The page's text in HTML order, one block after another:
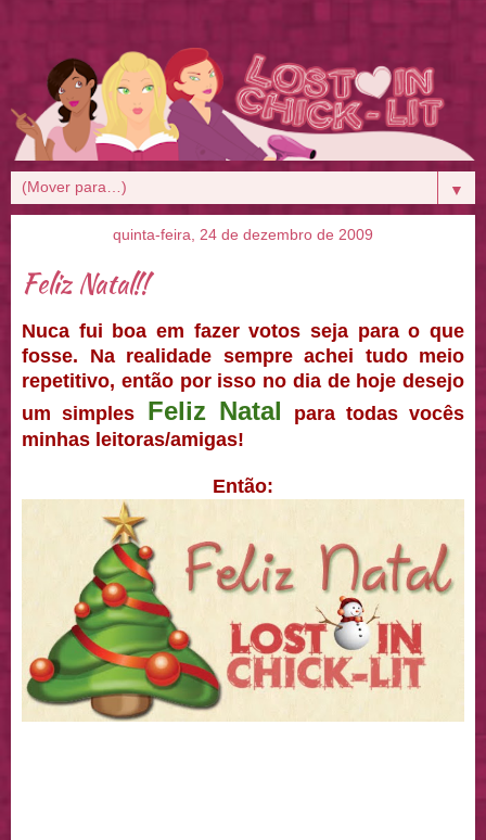
▼
quinta-feira, 24 de dezembro de 2009
Feliz Natal!!
Nuca fui boa em fazer votos seja para o que
fosse. Na realidade sempre achei tudo meio
repetitivo, então por isso no dia de hoje desejo
um simplesFeliz Natal
para todas vocês
minhas leitoras/amigas!
Então: